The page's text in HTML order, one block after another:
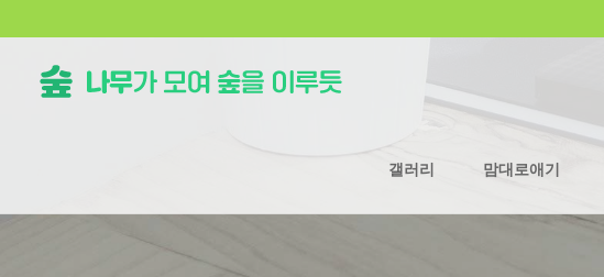
갤러리 맘대로애기